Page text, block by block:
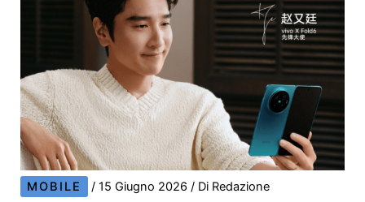
MOBILE /15 Giugno 2026/ Di Redazione